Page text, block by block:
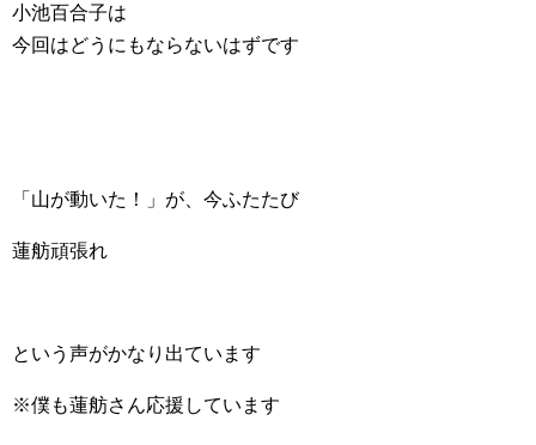
小池百合子は
今回はどうにもならないはずです
「山が動いた！」が、今ふたたび
蓮舫頑張れ
という声がかなり出ています
※僕も蓮舫さん応援しています